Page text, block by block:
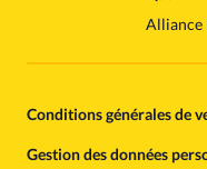
Alliance
Conditions générales de
Gestion des données